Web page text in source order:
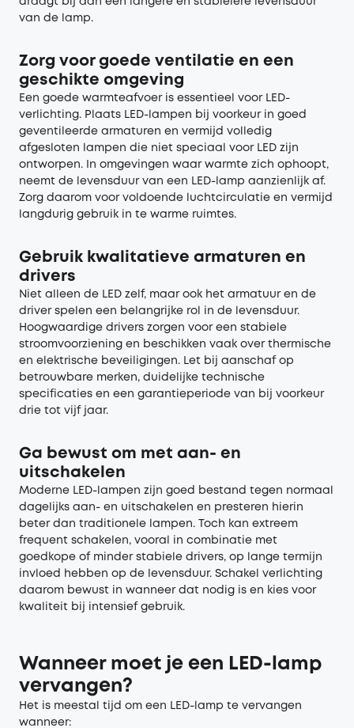
van de lamp.
Zorg voor goede ventilatie en een
geschikte omgeving
Een goede warmteafvoer is essentieel voor LED-
verlichting. Plaats LED-lampen bij voorkeur in goed
geventileerde armaturen en vermijd volledig
afgesloten lampen die niet speciaal voor LED zijn
ontworpen. In omgevingen waar warmte zich ophoopt,
neemt de levensduur van een LED-lamp aanzienlijk af.
Zorg daarom voor voldoende luchtcirculatie en vermijd
langdurig gebruik in te warme ruimtes.
Gebruik kwalitatieve armaturen en
drivers
Niet alleen de LED zelf, maar ook het armatuur en de
driver spelen een belangrijke rol in de levensduur.
Hoogwaardige drivers zorgen voor een stabiele
stroomvoorziening en beschikken vaak over thermische
en elektrische beveiligingen. Let bij aanschaf op
betrouwbare merken, duidelijke technische
specificaties en een garantieperiode van bij voorkeur
drie tot vijf jaar.
Ga bewust om met aan- en
uitschakelen
Moderne LED-lampen zijn goed bestand tegen normaal
dagelijks aan- en uitschakelen en presteren hierin
beter dan traditionele lampen. Toch kan extreem
frequent schakelen, vooral in combinatie met
goedkope of minder stabiele drivers, op lange termijn
invloed hebben op de levensduur. Schakel verlichting
daarom bewust in wanneer dat nodig is en kies voor
kwaliteit bij intensief gebruik.
Wanneer moet je een LED-lamp
vervangen?
Het is meestal tijd om een LED-lamp te vervangen
wanneer: